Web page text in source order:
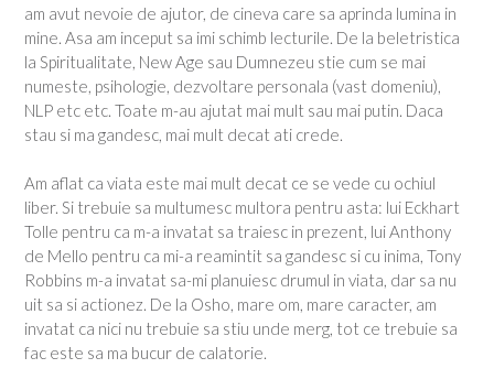
am avut nevoie de ajutor, de cineva care sa aprinda lumina in
mine. Asa am inceput sa imi schimb lecturile. De la beletristica
la Spiritualitate, New Age sau Dumnezeu stie cum se mai
numeste, psihologie, dezvoltare personala (vast domeniu),
NLP etc etc. Toate m-au ajutat mai mult sau mai putin. Daca
stau si ma gandesc, mai mult decat ati crede.
Am aflat ca viata este mai mult decat ce se vede cu ochiul
liber. Si trebuie sa multumesc multora pentru asta: lui Eckhart
Tolle pentru ca m-a invatat sa traiesc in prezent, lui Anthony
de Mello pentru ca mi-a reamintit sa gandesc si cu inima, Tony
Robbins m-a invatat sa-mi planuiesc drumul in viata, dar sa nu
uit sa si actionez. De la Osho, mare om, mare caracter, am
invatat ca nici nu trebuie sa stiu unde merg, tot ce trebuie sa
fac este sa ma bucur de calatorie.